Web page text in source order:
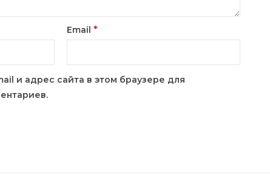
Email *
и адрес сайта в этом браузере для